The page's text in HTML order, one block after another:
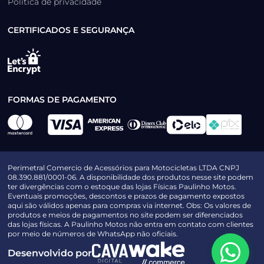
CERTIFICADOS E SEGURANÇA
FORMAS DE PAGAMENTO
Perimetral Comercio de Acessórios para Motocicletas LTDA CNPJ
08.390.881/0001-06. A disponibilidade dos produtos nesse site podem
ter divergências com o estoque das lojas Físicas Paulinho Motos.
Eventuais promoções, descontos e prazos de pagamento expostos
aqui são válidos apenas para compras via internet. Obs: Os valores de
produtos e meios de pagamentos no site podem ser diferenciados
das lojas físicas. A Paulinho Motos não entra em contato com clientes
por meio de números de WhatsApp não oficiais.
Desenvolvido por